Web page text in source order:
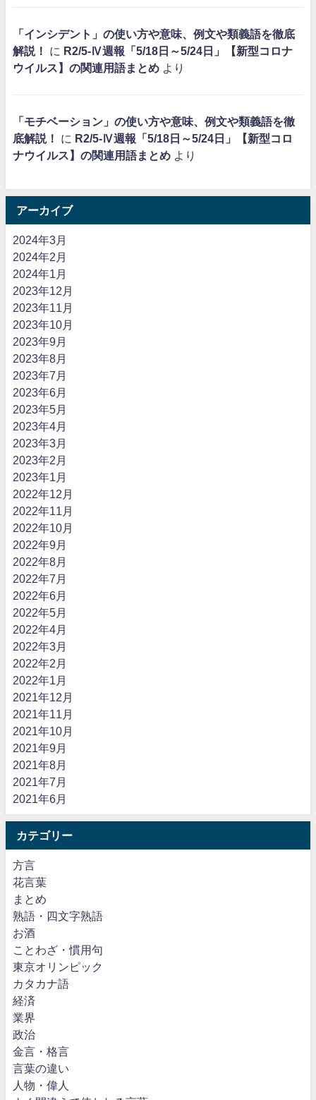
「インシデント」の使い方や意味、例文や類義語を徹底
解説！
に R2/5-Ⅳ週報「5/18日～5/24日」【新型コロナ
ウイルス】の関連用語まとめ より
「モチベーション」の使い方や意味、例文や類義語を徹
底解説！
に R2/5-Ⅳ週報「5/18日～5/24日」【新型コロ
ナウイルス】の関連用語まとめ より
アーカイブ
2024年3月
2024年2月
2024年1月
2023年12月
2023年11月
2023年10月
2023年9月
2023年8月
2023年7月
2023年6月
2023年5月
2023年4月
2023年3月
2023年2月
2023年1月
2022年12月
2022年11月
2022年10月
2022年9月
2022年8月
2022年7月
2022年6月
2022年5月
2022年4月
2022年3月
2022年2月
2022年1月
2021年12月
2021年11月
2021年10月
2021年9月
2021年8月
2021年7月
2021年6月
カテゴリー
方言
花言葉
まとめ
熟語・四文字熟語
お酒
ことわざ・慣用句
東京オリンピック
カタカナ語
経済
業界
政治
金言・格言
言葉の違い
人物・偉人